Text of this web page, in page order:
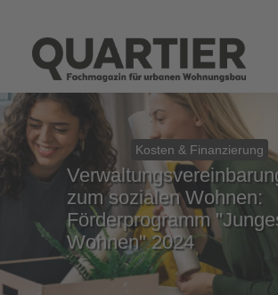
Kosten & Finanzierung
zum sozialen Wohnen:
Förderprogramm
Wohnen" 2024